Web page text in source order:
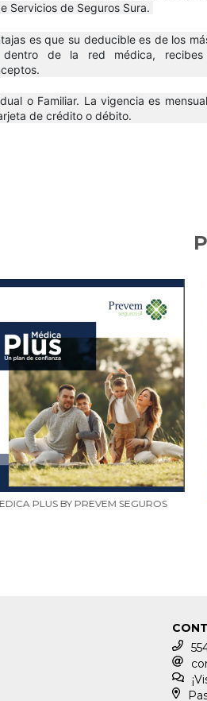
Servicios de Seguros Sura.
es que su deducible es de los
dentro de la red médica, recibes
o Familiar. La vigencia es
de crédito o débito.
PLUS BY PREVEM SEGUROS